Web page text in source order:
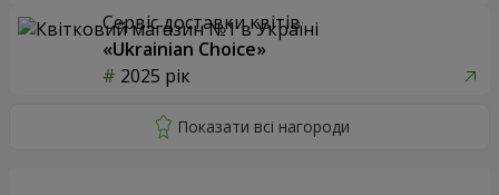
Сервіс доставки квітів
«Ukrainian Choice»
2025 рік